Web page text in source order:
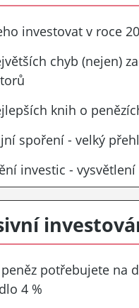
investovat v roce
chyb (nejen)
knih o
spoření - velký
investic -
potřebujete na
4 %